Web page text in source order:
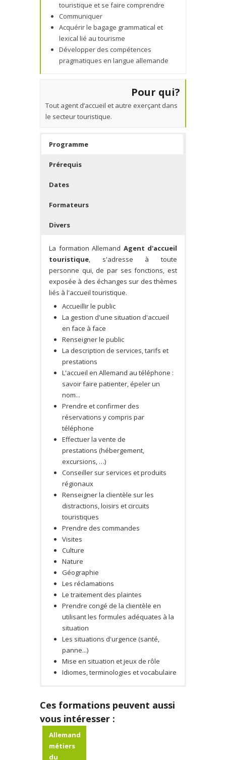
touristique et se faire comprendre
Communiquer
Acquérir le bagage grammatical et
lexical lié au tourisme
Développer des compétences
pragmatiques en langue allemande
Pour qui?
Tout agent d’accueil et autre exerçant dans
le secteur touristique.
Programme
Prérequis
Dates
Formateurs
Divers
La formation Allemand Agent d'accueil
touristique, s'adresse à toute
personne qui, de par ses fonctions, est
exposée à des échanges sur des thèmes
liés à l'accueil touristique.
Accueillir le public
La gestion d'une situation d'accueil
en face à face
Renseigner le public
La description de services, tarifs et
prestations
L'accueil en Allemand au téléphone :
savoir faire patienter, épeler un
nom...
Prendre et confirmer des
réservations y compris par
téléphone
Effectuer la vente de
prestations (hébergement,
excursions, …)
Conseiller sur services et produits
régionaux
Renseigner la clientèle sur les
distractions, loisirs et circuits
touristiques
Prendre des commandes
Visites
Culture
Nature
Géographie
Les réclamations
Le traitement des plaintes
Prendre congé de la clientèle en
utilisant les formules adéquates à la
situation
Les situations d'urgence (santé,
panne...)
Mise en situation et jeux de rôle
Idiomes, terminologies et vocabulaire
A effectué ses études supérieurs en
Allemagne où elle a travaillé dans le
secteur pharmacologique et
cosmétologique.
A travaillé de nombreuses années
Test de positionnement.
Formateur de langue maternelle
allemande
Supports de travail variés : livres,
DVDs/CDs, presses
Méthode participative : échanges, débats,
Ces formations peuvent aussi
vous intéresser :
Allemand
métiers
du